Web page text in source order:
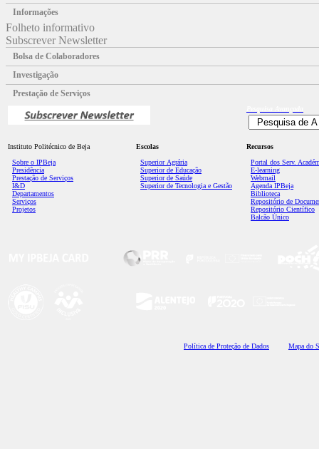
Informações
Folheto informativo
Subscrever Newsletter
Bolsa de Colaboradores
Investigação
Prestação de Serviços
Instituto Politécnico de Beja
Sobre o IPBeja
Presidência
Prestação de Serviços
I&D
Departamentos
Serviços
Projetos
Escolas
Superior Agrária
Superior de Educação
Superior de Saúde
Superior de Tecnologia e Gestão
Recursos
Portal dos Serv.
E-learning
Webmail
Agenda IPBeja
Biblioteca
Repositório de
Repositório Científico
Balcão Único
Política de Proteção de Dados Mapa do